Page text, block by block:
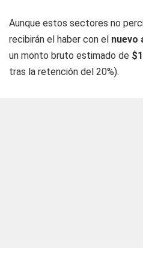
Aunque estos sectores no
recibirán el haber con el nuevo
un monto bruto estimado de
tras la retención del 20%).